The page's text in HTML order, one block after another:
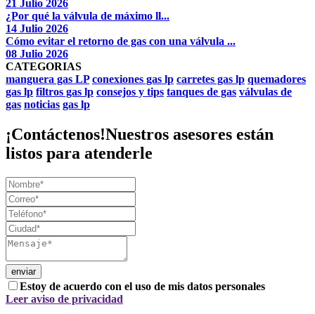
21 Julio 2026
¿Por qué la válvula de máximo ll...
14 Julio 2026
Cómo evitar el retorno de gas con una válvula ...
08 Julio 2026
CATEGORIAS
manguera gas LP conexiones gas lp carretes gas lp quemadores
gas lp filtros gas lp consejos y tips tanques de gas válvulas de
gas noticias gas lp
¡Contáctenos!Nuestros asesores están
listos para atenderle
Estoy de acuerdo con el uso de mis datos personales
Leer aviso de privacidad